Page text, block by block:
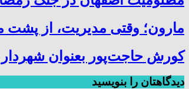
مارون؛ وقتی مدیریت، از پشت
کورش حاجت‌پور بعنوان
دیدگاهتان را بنویسید